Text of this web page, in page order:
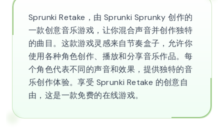
Sprunki Retake，由 Sprunki Sprunky 创作的
一款创意音乐游戏，让你混合声音并创作独特
的曲目。这款游戏灵感来自节奏盒子，允许你
使用各种角色创作、播放和分享音乐作品。每
个角色代表不同的声音和效果，提供独特的音
乐创作体验。享受 Sprunki Retake 的创意自
由，这是一款免费的在线游戏。